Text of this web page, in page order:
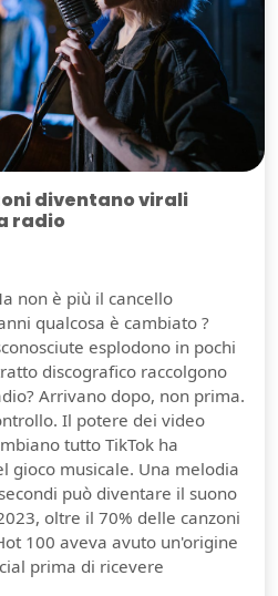
diventano virali
radio
non è più il cancello
qualcosa è cambiato ?
esplodono in pochi
discografico raccolgono
Arrivano dopo, non prima.
Il potere dei video
tutto TikTok ha
gioco musicale. Una melodia
può diventare il suono
oltre il 70% delle canzoni
100 aveva avuto un'origine
prima di ricevere